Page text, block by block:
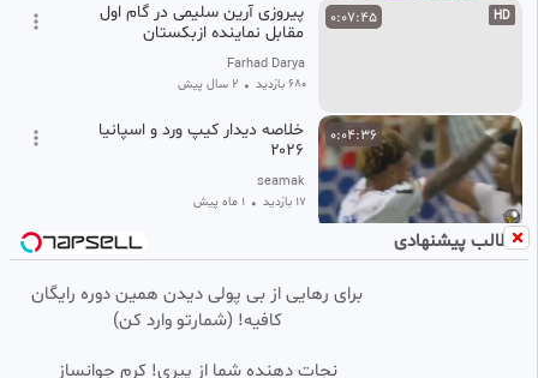
HD
0:07:45
پیروزی آرین سلیمی در گام اول
مقابل نماینده ازبکستان
Farhad Darya
680 بازدید • 2 سال پیش
0:04:36
خلاصه دیدار کیپ ورد و اسپانیا
۲۰۲۶
seamak
17 بازدید • 1 ماه پیش
HD خلاصه دیدار برزیل و هایتی۲۰۲۶
seamak
• 1 ماه پیش
0:09:05 خلاصه دیدار بلژیک و سنگال ۲۰۲۶
مطالب پیشنهادی
برای رهایی از بی پولی دیدن همین دوره رایگان
کافیه! (شمارتو وارد کن)
نجات دهنده شما از پیری! کرم جوانساز